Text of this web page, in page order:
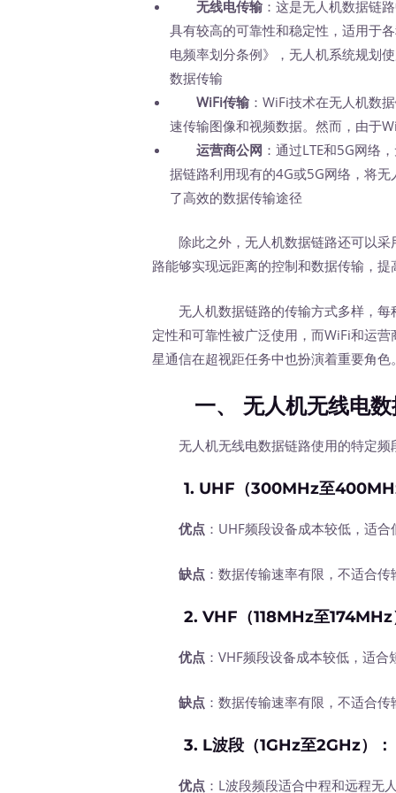
无线电传输 ：这是无人机数据链
具有较高的可靠性和稳定性，适用于
电频率划分条例》，无人机系统规划
数据传输
WiFi传输 ：WiFi技术在无人机数
速传输图像和视频数据。然而，由于
运营商公网 ：通过LTE和5G网络
据链路利用现有的4G或5G网络，将
了高效的数据传输途径
除此之外，无人机数据链路还可以采
路能够实现远距离的控制和数据传输，
无人机数据链路的传输方式多样，每
定性和可靠性被广泛使用，而WiFi和运
星通信在超视距任务中也扮演着重要角色
一、 无人机无线电数
无人机无线电数据链路使用的特定频
1. UHF（300MHz至
优点 ：UHF频段设备成本较低，适
缺点 ：数据传输速率有限，不适合
2.VHF（118MHz至174MHz
优点 ：VHF频段设备成本较低，适
缺点 ：数据传输速率有限，不适合
3. L波段（1GHz至2GHz） ：
优点 ：L波段频段适合中程和远程无